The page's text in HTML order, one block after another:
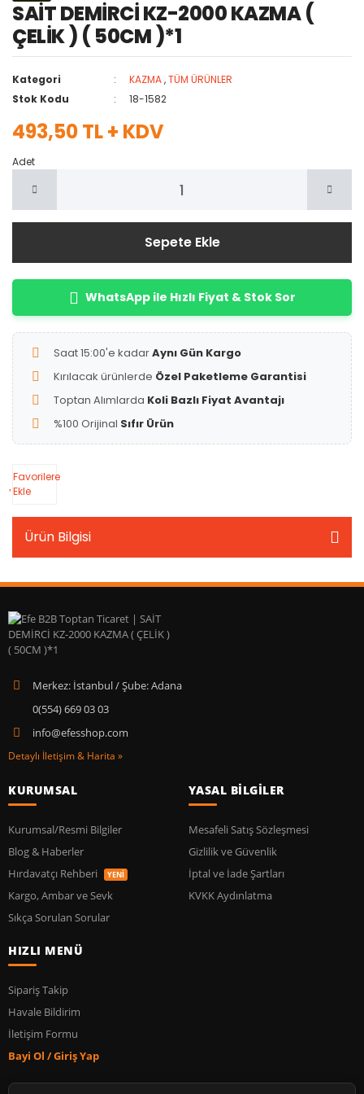
SAİT DEMİRCİ KZ-2000 KAZMA (
ÇELİK ) ( 50CM )*1
Kategori KAZMA,TÜM ÜRÜNLER
Stok Kodu
18-1582
493,50 TL + KDV
Adet
Sepete Ekle
WhatsApp ile Hızlı Fiyat & Stok Sor
Saat 15:00'e kadarAynı Gün Kargo
Kırılacak ürünlerde Özel Paketleme Garantisi
Toptan Alımlarda Koli Bazlı Fiyat Avantajı
%100 Orijinal Sıfır Ürün
Favorilere
Ekle
Ürün Bilgisi
Merkez: İstanbul / Şube: Adana
0(554) 669 03 03
info@efesshop.com
Detaylı İletişim & Harita »
KURUMSAL
Kurumsal/Resmi Bilgiler
Blog & Haberler
Hırdavatçı Rehberi
YENİ
Kargo, Ambar ve Sevk
Sıkça Sorulan Sorular
YASAL BİLGİLER
Mesafeli Satış Sözleşmesi
Gizlilik ve Güvenlik
İptal ve İade Şartları
KVKK Aydınlatma
HIZLI MENÜ
Sipariş Takip
Havale Bildirim
İletişim Formu
Bayi Ol / Giriş Yap